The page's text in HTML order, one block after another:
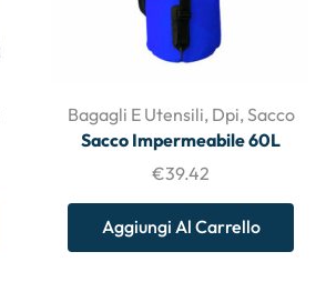
Bagagli E Utensili, Dpi, Sacco
Sacco Impermeabile 60L
€39.42
Aggiungi Al Carrello